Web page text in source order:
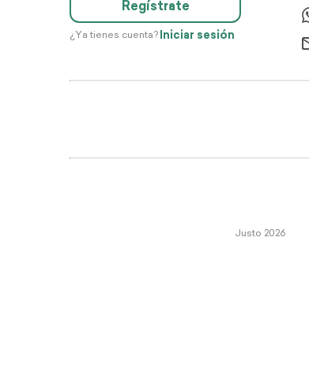
Regístrate
¿Ya tienes cuenta? Iniciar sesión
Justo 2026